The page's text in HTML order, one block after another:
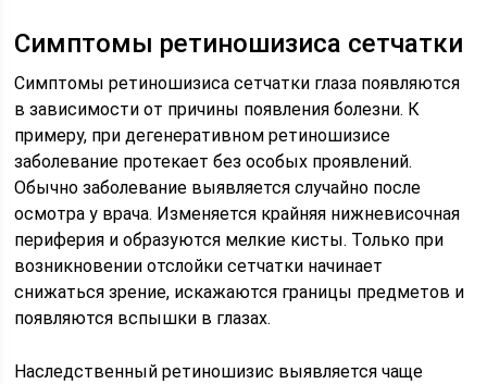
Симптомы ретиношизиса сетчатки
Симптомы ретиношизиса сетчатки глаза появляются
в зависимости от причины появления болезни. К
примеру, при дегенеративном ретиношизисе
заболевание протекает без особых проявлений.
Обычно заболевание выявляется случайно после
осмотра у врача. Изменяется крайняя нижневисочная
периферия и образуются мелкие кисты. Только при
возникновении отслойки сетчатки начинает
снижаться зрение, искажаются границы предметов и
появляются вспышки в глазах.
Наследственный ретиношизис выявляется чаще